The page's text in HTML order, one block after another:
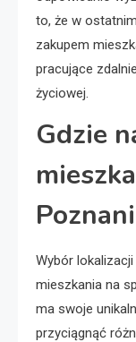
to, że w
zakupem
pracujące
życiowej.
Gdzie
Wybór
mieszkania na
ma swoje
przyciągnąć